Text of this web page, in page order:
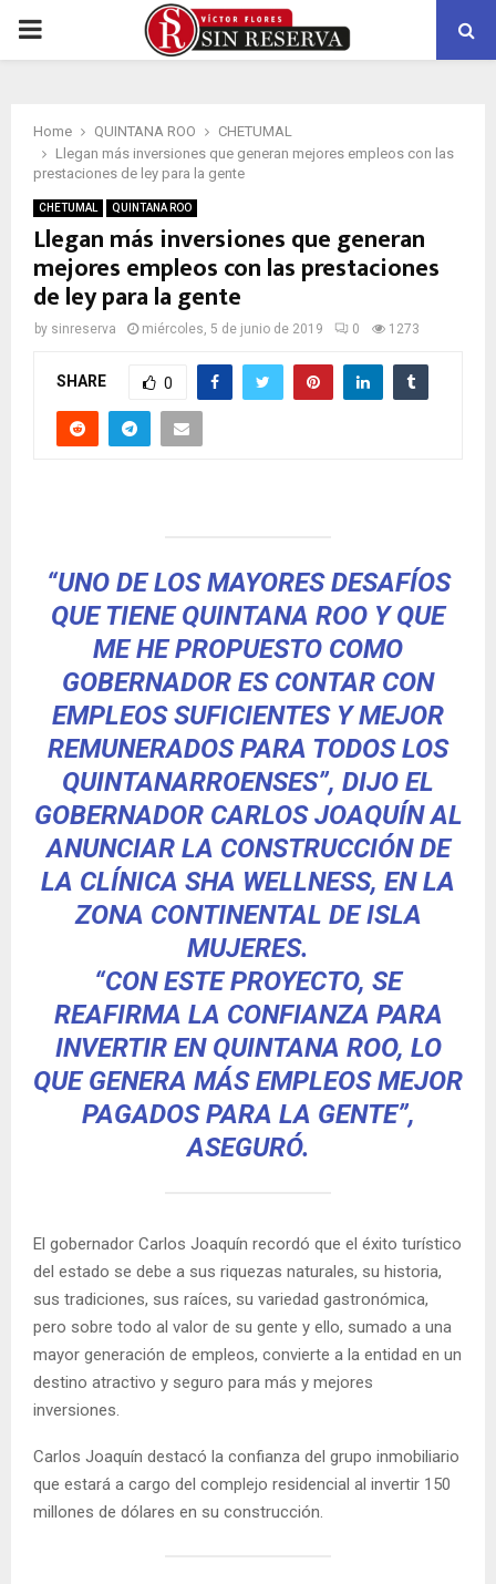
PRIMARY
Home QUINTANA ROO
CHETUMAL
Llegan más inversiones que generan mejores empleos con las
prestaciones de ley para la gente
CHETUMAL QUINTANA ROO
Llegan más inversiones que generan
mejores empleos con las prestaciones
de ley para la gente
by sinreserva miércoles, 5 de junio de 2019 0 1273
SHARE 0
“UNO DE LOS MAYORES DESAFÍOS
QUE TIENE QUINTANA ROO Y QUE
ME HE PROPUESTO COMO
GOBERNADOR ES CONTAR CON
EMPLEOS SUFICIENTES Y MEJOR
REMUNERADOS PARA TODOS LOS
QUINTANARROENSES”, DIJO EL
GOBERNADOR CARLOS JOAQUÍN AL
ANUNCIAR LA CONSTRUCCIÓN DE
LA CLÍNICA SHA WELLNESS, EN LA
ZONA CONTINENTAL DE ISLA
MUJERES.
“CON ESTE PROYECTO, SE
REAFIRMA LA CONFIANZA PARA
INVERTIR EN QUINTANA ROO, LO
QUE GENERA MÁS EMPLEOS MEJOR
PAGADOS PARA LA GENTE”,
ASEGURÓ.
El gobernador Carlos Joaquín recordó que el éxito turístico
del estado se debe a sus riquezas naturales, su historia,
sus tradiciones, sus raíces, su variedad gastronómica,
pero sobre todo al valor de su gente y ello, sumado a una
mayor generación de empleos, convierte a la entidad en un
destino atractivo y seguro para más y mejores
inversiones.
Carlos Joaquín destacó la confianza del grupo inmobiliario
que estará a cargo del complejo residencial al invertir 150
millones de dólares en su construcción.